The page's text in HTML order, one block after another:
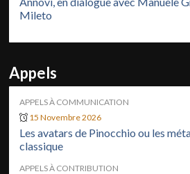
Mileto
Appels
APPELS À COMMUNICATION
15 Novembre 2026
Les avatars de Pinocchio ou les
classique
APPELS À CONTRIBUTION